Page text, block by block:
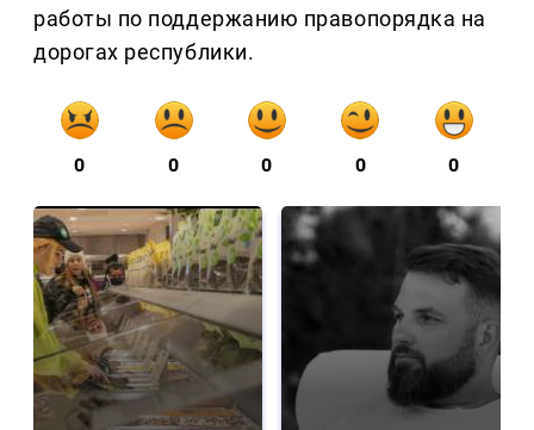
работы по поддержанию правопорядка на
дорогах республики.
0 0 0 0 0